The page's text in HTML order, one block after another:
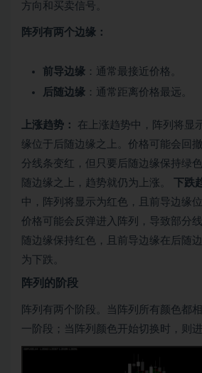
方向和买卖信号。
阵列有两个边缘：
前导边缘 ：通常最接近价格。
后随边缘 ：通常距离价格最远。
上涨趋势：
在上涨趋势中，阵列将显
缘位于后随边缘之上。价格可能会回
分线条变红，但只要后随边缘保持绿
随边缘之上，趋势就仍为上涨。
下跌
中，阵列将显示为红色，且前导边缘
价格可能会反弹进入阵列，导致部分
随边缘保持红色，且前导边缘在后随
为下跌。
阵列的阶段
阵列有两个阶段。当阵列所有颜色都
一阶段；当阵列颜色开始切换时，则进